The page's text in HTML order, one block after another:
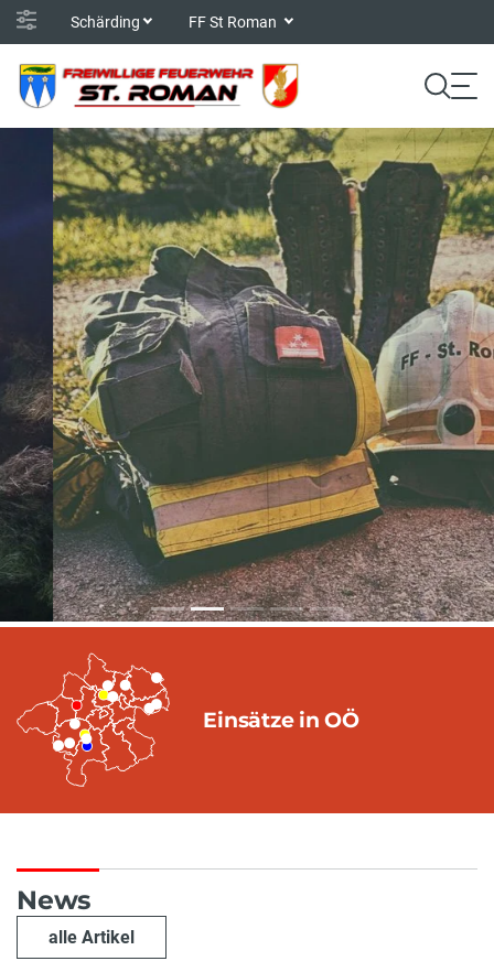
Schärding FF St Roman
Einsätze in OÖ
News
alle Artikel